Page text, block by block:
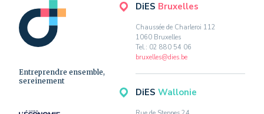
Entreprendre ensemble,
sereinement
DiES Bruxelles
Chaussée de Charleroi 112
1060 Bruxelles
Tel.: 02 880 54 06
bruxelles@dies.be
DiES Wallonie